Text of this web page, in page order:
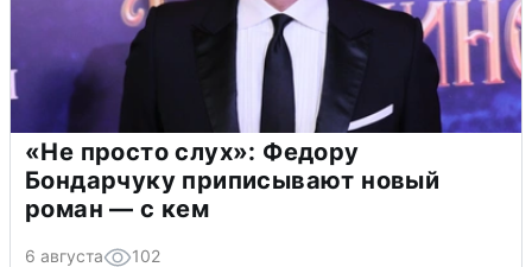
«Не просто слух»: Федору
Бондарчуку приписывают новый
роман — с кем
6 августа 102